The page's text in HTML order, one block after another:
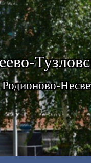
Родионово-